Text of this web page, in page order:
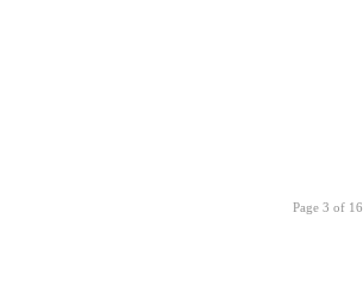
Page 3 of 16